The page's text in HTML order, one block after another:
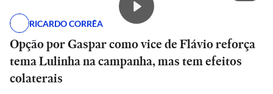
RICARDO CORRÊA
Opção por Gaspar como vice de Flávio reforça
tema Lulinha na campanha, mas tem efeitos
colaterais